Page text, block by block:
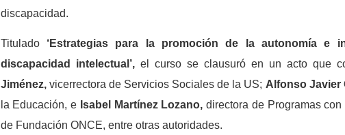
discapacidad.
Titulado ‘Estrategias para la promoción de la autonomía e
discapacidad intelectual’, el curso se clausuró en un acto que
Jiménez, vicerrectora de Servicios Sociales de la US; Alfonso Javier
la Educación, e Isabel Martínez Lozano, directora de Programas
de Fundación ONCE, entre otras autoridades.